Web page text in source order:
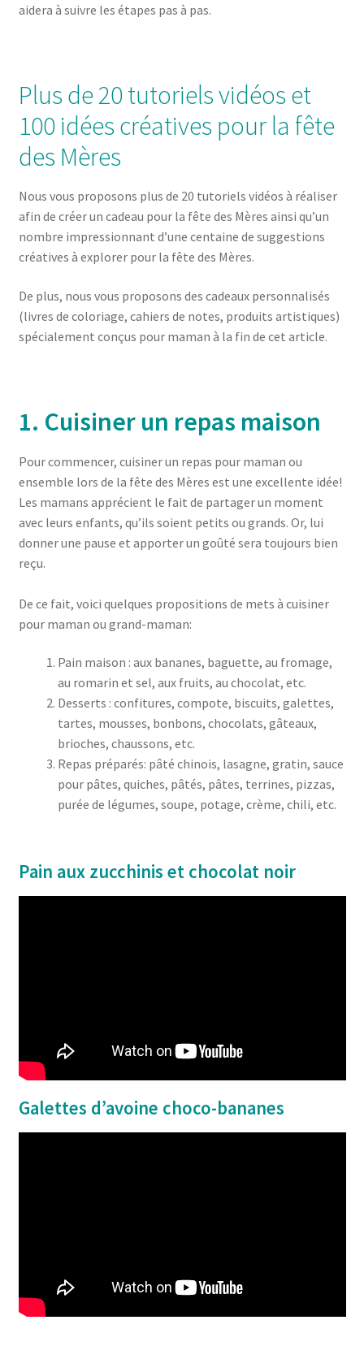
aidera à suivre les étapes pas à pas.
Plus de 20 tutoriels vidéos et
100 idées créatives pour la fête
des Mères
Nous vous proposons plus de 20 tutoriels vidéos à réaliser
afin de créer un cadeau pour la fête des Mères ainsi qu’un
nombre impressionnant d’une centaine de suggestions
créatives à explorer pour la fête des Mères.
De plus, nous vous proposons des cadeaux personnalisés
(livres de coloriage, cahiers de notes, produits artistiques)
spécialement conçus pour maman à la fin de cet article.
1. Cuisiner un repas maison
Pour commencer, cuisiner un repas pour maman ou
ensemble lors de la fête des Mères est une excellente idée!
Les mamans apprécient le fait de partager un moment
avec leurs enfants, qu’ils soient petits ou grands. Or, lui
donner une pause et apporter un goûté sera toujours bien
reçu.
De ce fait, voici quelques propositions de mets à cuisiner
pour maman ou grand-maman:
Pain maison : aux bananes, baguette, au fromage,
au romarin et sel, aux fruits, au chocolat, etc.
Desserts : confitures, compote, biscuits, galettes,
tartes, mousses, bonbons, chocolats, gâteaux,
brioches, chaussons, etc.
Repas préparés: pâté chinois, lasagne, gratin, sauce
pour pâtes, quiches, pâtés, pâtes, terrines, pizzas,
purée de légumes, soupe, potage, crème, chili, etc.
Pain aux zucchinis et chocolat noir
Galettes d’avoine choco-bananes